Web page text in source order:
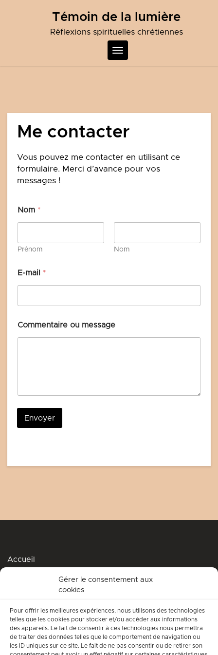
Gérer le consentement aux
cookies
Pour offrir les meilleures expériences, nous utilisons des technologies
telles que les cookies pour stocker et/ou accéder aux informations
des appareils. Le fait de consentir à ces technologies nous permettra
de traiter des données telles que le comportement de navigation ou
les ID uniques sur ce site. Le fait de ne pas consentir ou de retirer son
Témoin de la lumière
Réflexions spirituelles chrétiennes
Toggle
navigation
Me contacter
Vous pouvez me contacter en utilisant ce
formulaire. Merci d’avance pour vos
messages !
Nom *
Prénom Nom
E-mail *
Commentaire ou message
Envoyer
Accueil
Accompagnement spirituel
Qui suis-je ?
Conditions générales d’utilisation